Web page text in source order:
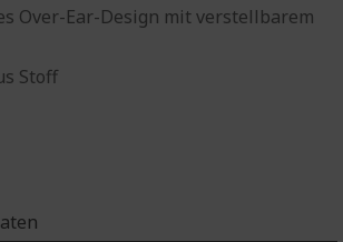
Over-Ear-Design mit verstellbarem
Stoff